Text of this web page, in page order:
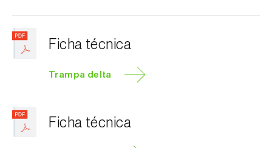
Ficha técnica
Trampa delta
Ficha técnica